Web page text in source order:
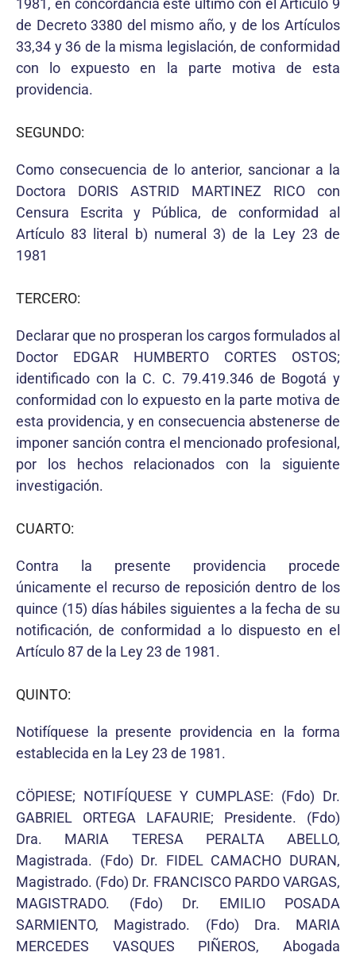
1981, en concordancia éste último con el Artículo 9
de Decreto 3380 del mismo año, y de los Artículos
33,34 y 36 de la misma legislación, de conformidad
con lo expuesto en la parte motiva de esta
providencia.
SEGUNDO:
Como consecuencia de lo anterior, sancionar a la
Doctora DORIS ASTRID MARTINEZ RICO con
Censura Escrita y Pública, de conformidad al
Artículo 83 literal b) numeral 3) de la Ley 23 de
1981
TERCERO:
Declarar que no prosperan los cargos formulados al
Doctor EDGAR HUMBERTO CORTES OSTOS;
identificado con la C. C. 79.419.346 de Bogotá y
conformidad con lo expuesto en la parte motiva de
esta providencia, y en consecuencia abstenerse de
imponer sanción contra el mencionado profesional,
por los hechos relacionados con la siguiente
investigación.
CUARTO:
Contra la presente providencia procede
únicamente el recurso de reposición dentro de los
quince (15) días hábiles siguientes a la fecha de su
notificación, de conformidad a lo dispuesto en el
Artículo 87 de la Ley 23 de 1981.
QUINTO:
Notifíquese la presente providencia en la forma
establecida en la Ley 23 de 1981.
CÖPIESE; NOTIFÍQUESE Y CUMPLASE: (Fdo) Dr.
GABRIEL ORTEGA LAFAURIE; Presidente. (Fdo)
Dra. MARIA TERESA PERALTA ABELLO,
Magistrada. (Fdo) Dr. FIDEL CAMACHO DURAN,
Magistrado. (Fdo) Dr. FRANCISCO PARDO VARGAS,
MAGISTRADO. (Fdo) Dr. EMILIO POSADA
SARMIENTO, Magistrado. (Fdo) Dra. MARIA
MERCEDES VASQUES PIÑEROS, Abogada